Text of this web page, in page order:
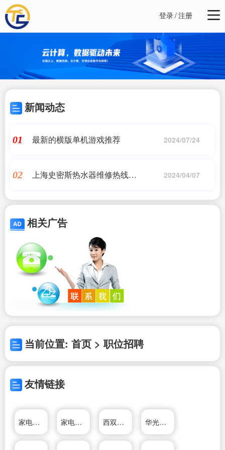
登录/注册
新闻动态
01 最新的横版单机游戏推荐 2024/07/24
02
上海史密斯热水器维修热线
热线电话)
2024/04/07
相关广告
当前位置: 首页 > 职位招聘
友情链接
家电维修资料网 家电维修资料网 西双版纳家电维修网 华光电器